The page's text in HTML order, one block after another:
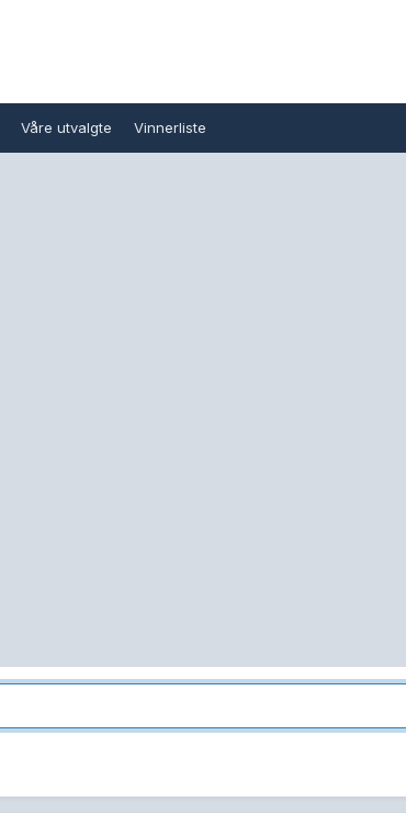
Våre utvalgte Vinnerliste